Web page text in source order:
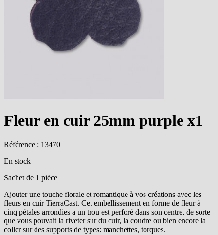
Fleur en cuir 25mm purple x1
Référence : 13470
En stock
Sachet de 1 pièce
Ajouter une touche florale et romantique à vos créations avec les
fleurs en cuir TierraCast. Cet embellissement en forme de fleur à
cinq pétales arrondies a un trou est perforé dans son centre, de sorte
que vous pouvait la riveter sur du cuir, la coudre ou bien encore la
coller sur des supports de types: manchettes, torques.